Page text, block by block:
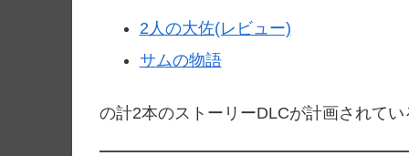
2人の大佐(レビュー)
サムの物語
の計2本のストーリーDLCが計画されてい